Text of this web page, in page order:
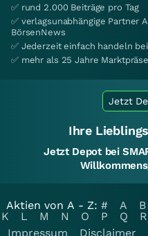
✅ rund 2.000 Beiträge pro Tag
✅ verlagsunabhängige Partner
BörsenNews
✅ Jederzeit einfach handeln
✅ mehr als 25 Jahre
Jetzt
Ihre
Jetzt Depot bei
Aktien von A - Z: # A B
K
L M N O P Q R
Impressum
Disclaimer